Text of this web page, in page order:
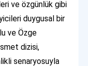
ve özgünlük gibi
duygusal bir
ve Özge
dizisi,
senaryosuyla